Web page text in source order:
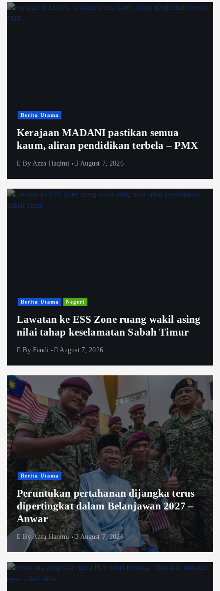
Berita Utama
Kerajaan MADANI pastikan semua
kaum, aliran pendidikan terbela – PMX
By Azza Haqimi August 7, 2026
Berita Utama Negeri
Lawatan ke ESS Zone ruang wakil asing
nilai tahap keselamatan Sabah Timur
By Fandi August 7, 2026
Berita Utama
Peruntukan pertahanan dijangka terus
dipertingkat dalam Belanjawan 2027 –
Anwar
By Azza Haqimi August 7, 2026